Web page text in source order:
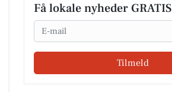
Få lokale nyheder GRATIS
Email
Tilmeld